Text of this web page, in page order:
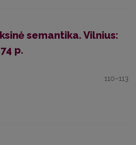
semantika. Vilnius:
p.
110–113